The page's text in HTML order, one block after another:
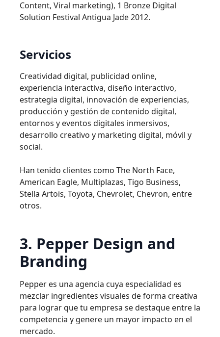
Content, Viral marketing), 1 Bronze Digital
Solution Festival Antigua Jade 2012.
Servicios
Creatividad digital, publicidad online,
experiencia interactiva, diseño interactivo,
estrategia digital, innovación de experiencias,
producción y gestión de contenido digital,
entornos y eventos digitales inmersivos,
desarrollo creativo y marketing digital, móvil y
social.
Han tenido clientes como The North Face,
American Eagle, Multiplazas, Tigo Business,
Stella Artois, Toyota, Chevrolet, Chevron, entre
otros.
3. Pepper Design and
Branding
Pepper es una agencia cuya especialidad es
mezclar ingredientes visuales de forma creativa
para lograr que tu empresa se destaque entre la
competencia y genere un mayor impacto en el
mercado.